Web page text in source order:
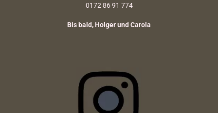
0172 86 91 774
Bis bald, Holger und Carola